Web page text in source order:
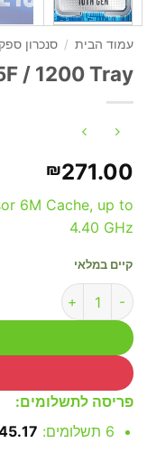
עמוד הבית / סנכרון
/ 1200 Tray
₪271.00
6M Cache, up to
4.40 GHz
קיים במלאי
כמות של Intel Core i3 10105F / 1200 Tray
פריסה לתשלומים:
6 תשלומים: